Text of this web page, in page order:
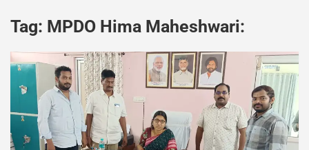
Tag: MPDO Hima Maheshwari: